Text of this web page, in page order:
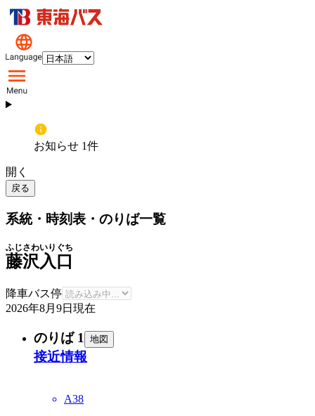
お知らせ 1件
開く
戻る
系統・時刻表・のりば一覧
藤沢入口
ふじさわいりぐち
降車バス停
2026年8月9日 現在
のりば 1 地図
接近情報
A38